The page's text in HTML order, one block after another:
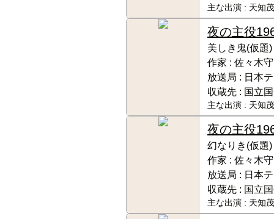
主な出演 : 天知
夜の主役
美しき鬼(仮題)
作家 : 佐々木守
放送局 : 日本
収蔵先 : 国立
主な出演 : 天知
夜の主役
幻なりき(仮題)
作家 : 佐々木守
放送局 : 日本
収蔵先 : 国立
主な出演 : 天知